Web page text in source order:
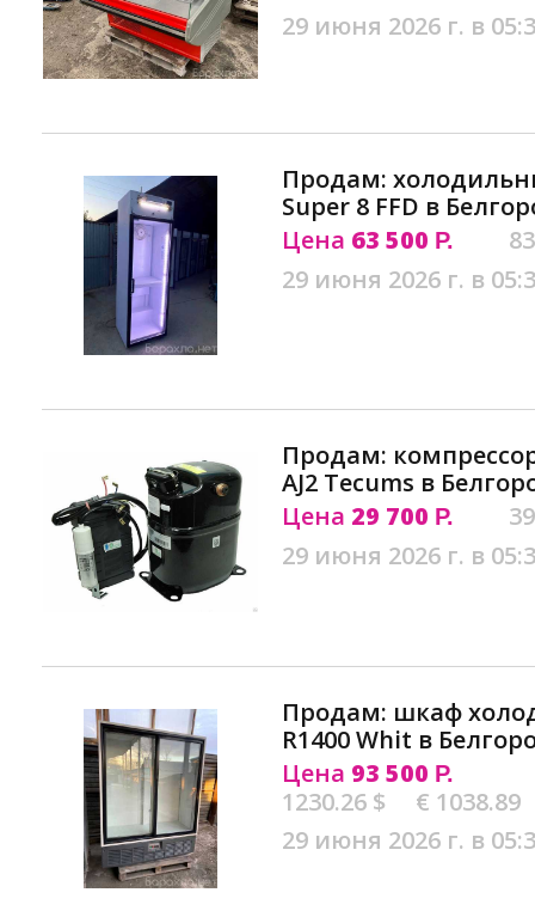
29 июня 2026 г. в
Продам:
Super 8 FFD в
Цена 63 500 Р.
29 июня 2026 г. в
Продам: компрессор
AJ2 Tecums в
Цена 29 700 Р.
29 июня 2026 г. в
Продам: шкаф
R1400 Whit в
Цена 93 500 Р.
1230.26 $
€ 1038.89
29 июня 2026 г. в